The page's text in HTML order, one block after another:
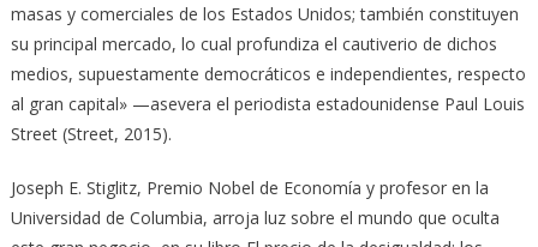
masas y comerciales de los Estados Unidos; también constituyen
su principal mercado, lo cual profundiza el cautiverio de dichos
medios, supuestamente democráticos e independientes, respecto
al gran capital» —asevera el periodista estadounidense Paul Louis
Street (Street, 2015).
Joseph E. Stiglitz, Premio Nobel de Economía y profesor en la
Universidad de Columbia, arroja luz sobre el mundo que oculta